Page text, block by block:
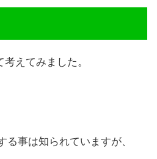
えてみました。
る事は知られていますが、